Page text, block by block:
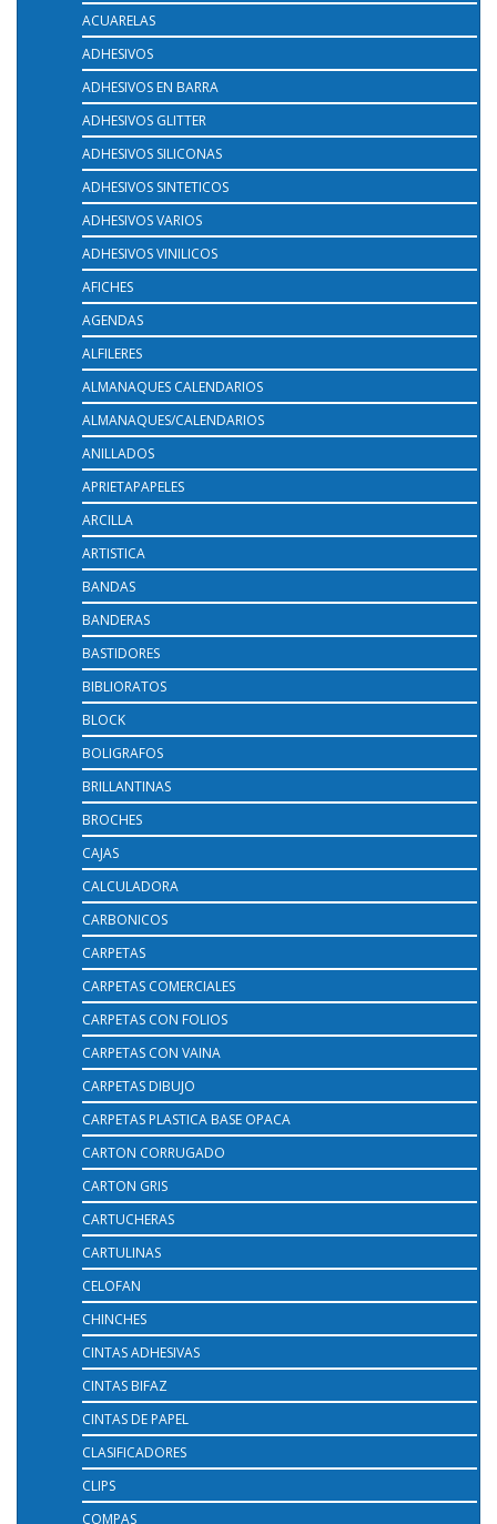
ACUARELAS
ADHESIVOS
ADHESIVOS EN BARRA
ADHESIVOS GLITTER
ADHESIVOS SILICONAS
ADHESIVOS SINTETICOS
ADHESIVOS VARIOS
ADHESIVOS VINILICOS
AFICHES
AGENDAS
ALFILERES
ALMANAQUES CALENDARIOS
ALMANAQUES/CALENDARIOS
ANILLADOS
APRIETAPAPELES
ARCILLA
ARTISTICA
BANDAS
BANDERAS
BASTIDORES
BIBLIORATOS
BLOCK
BOLIGRAFOS
BRILLANTINAS
BROCHES
CAJAS
CALCULADORA
CARBONICOS
CARPETAS
CARPETAS COMERCIALES
CARPETAS CON FOLIOS
CARPETAS CON VAINA
CARPETAS DIBUJO
CARPETAS PLASTICA BASE OPACA
CARTON CORRUGADO
CARTON GRIS
CARTUCHERAS
CARTULINAS
CELOFAN
CHINCHES
CINTAS ADHESIVAS
CINTAS BIFAZ
CINTAS DE PAPEL
CLASIFICADORES
CLIPS
COMPAS